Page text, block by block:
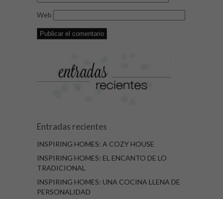
Web
Entradas recientes
INSPIRING HOMES: A COZY HOUSE
INSPIRING HOMES: EL ENCANTO DE LO
TRADICIONAL
INSPIRING HOMES: UNA COCINA LLENA DE
PERSONALIDAD